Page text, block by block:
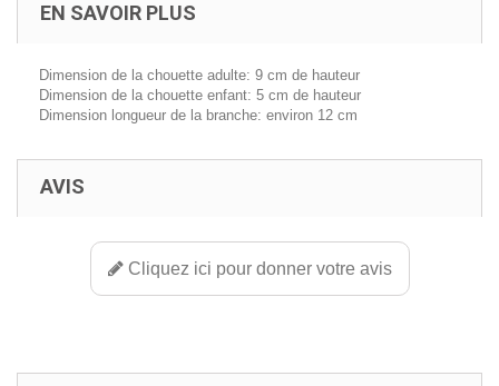
EN SAVOIR PLUS
Dimension de la chouette adulte: 9 cm de hauteur
Dimension de la chouette enfant: 5 cm de hauteur
Dimension longueur de la branche: environ 12 cm
AVIS
Cliquez ici pour donner votre avis